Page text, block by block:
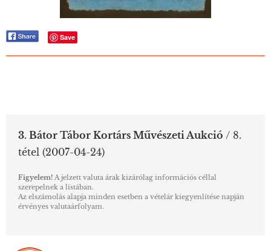
Save
3. Bátor Tábor Kortárs Művészeti Aukció / 8.
tétel (2007-04-24)
Figyelem! A jelzett valuta árak kizárólag információs céllal
szerepelnek a listában.
Az elszámolás alapja minden esetben a vételár kiegyenlítése napján
érvényes valutaárfolyam.